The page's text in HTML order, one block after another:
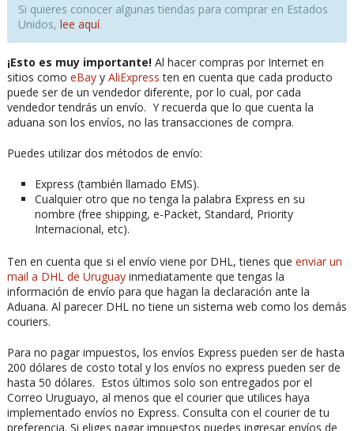
Si quieres conocer algunas tiendas para comprar en Estados
Unidos, lee aquí.
¡Esto es muy importante!Al hacer compras por Internet en
sitios como eBayy AliExpress ten en cuenta que cada producto
puede ser de un vendedor diferente, por lo cual, por cada
vendedor tendrás un envío. Y recuerda que lo que cuenta la
aduana son los envíos, no las transacciones de compra.
Puedes utilizar dos métodos de envío:
Express (también llamado EMS).
Cualquier otro que no tenga la palabra Express en su
nombre (free shipping, e-Packet, Standard, Priority
Internacional, etc).
Ten en cuenta que si el envío viene por DHL, tienes que enviar un
mail a DHL de Uruguayinmediatamente que tengas la
información de envío para que hagan la declaración ante la
Aduana. Al parecer DHL no tiene un sistema web como los demás
couriers.
Para no pagar impuestos, los envíos Express pueden ser de hasta
200 dólares de costo total y los envíos no express pueden ser de
hasta 50 dólares. Estos últimos solo son entregados por el
Correo Uruguayo, al menos que el courier que utilices haya
implementado envíos no Express. Consulta con el courier de tu
preferencia. Si eliges pagar impuestos puedes ingresar envíos de